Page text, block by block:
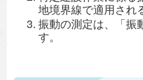
地境界線で適用され
振動の測定は、「振
す。